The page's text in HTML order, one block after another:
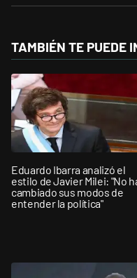
TAMBIÉN TE PUEDE
Eduardo Ibarra analizó el
estilo de Javier Milei: "No
cambiado sus modos de
entender la política"